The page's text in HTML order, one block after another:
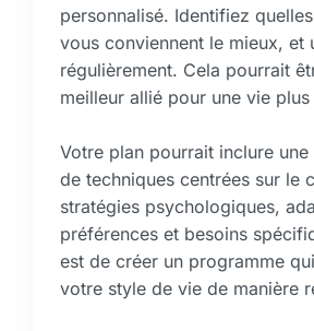
personnalisé. Identifiez
vous conviennent le mieux, et
régulièrement. Cela pourrait
meilleur allié pour une vie plus
Votre plan pourrait inclure
de techniques centrées sur le
stratégies psychologiques,
préférences et besoins
est de créer un programme
votre style de vie de manière